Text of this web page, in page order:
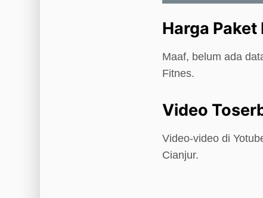
Harga
Maaf, belum ada
Fitnes.
Video
Video-video di
Cianjur.